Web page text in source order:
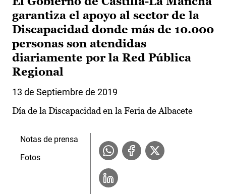
garantiza el apoyo al sector de la
Discapacidad donde más de 10.000
personas son atendidas
diariamente por la Red Pública
Regional
13 de Septiembre de 2019
Día de la Discapacidad en la Feria de Albacete
Notas de prensa
Fotos